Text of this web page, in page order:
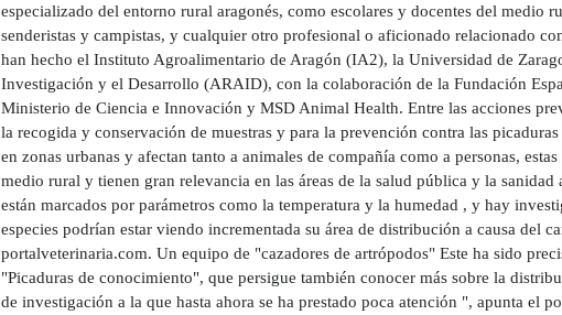
especializado del entorno rural aragonés, como escolares y docentes del medio
senderistas y campistas, y cualquier otro profesional o aficionado relacionado
han hecho el Instituto Agroalimentario de Aragón (IA2), la Universidad de
Investigación y el Desarrollo (ARAID), con la colaboración de la Fundación
Ministerio de Ciencia e Innovación y MSD Animal Health. Entre las acciones
la recogida y conservación de muestras y para la prevención contra las
en zonas urbanas y afectan tanto a animales de compañía como a personas,
medio rural y tienen gran relevancia en las áreas de la salud pública y la
están marcados por parámetros como la temperatura y la humedad , y hay
especies podrían estar viendo incrementada su área de distribución a causa del
portalveterinaria.com. Un equipo de "cazadores de artrópodos" Este ha sido
"Picaduras de conocimiento", que persigue también conocer más sobre la
de investigación a la que hasta ahora se ha prestado poca atención ", apunta el